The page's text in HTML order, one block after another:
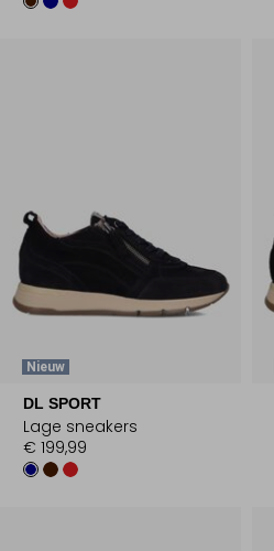
Nieuw
DL SPORT
Lage sneakers
€ 199,99